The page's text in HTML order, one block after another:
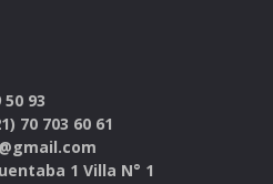
50 93
70 703 60 61
1 Villa N° 1